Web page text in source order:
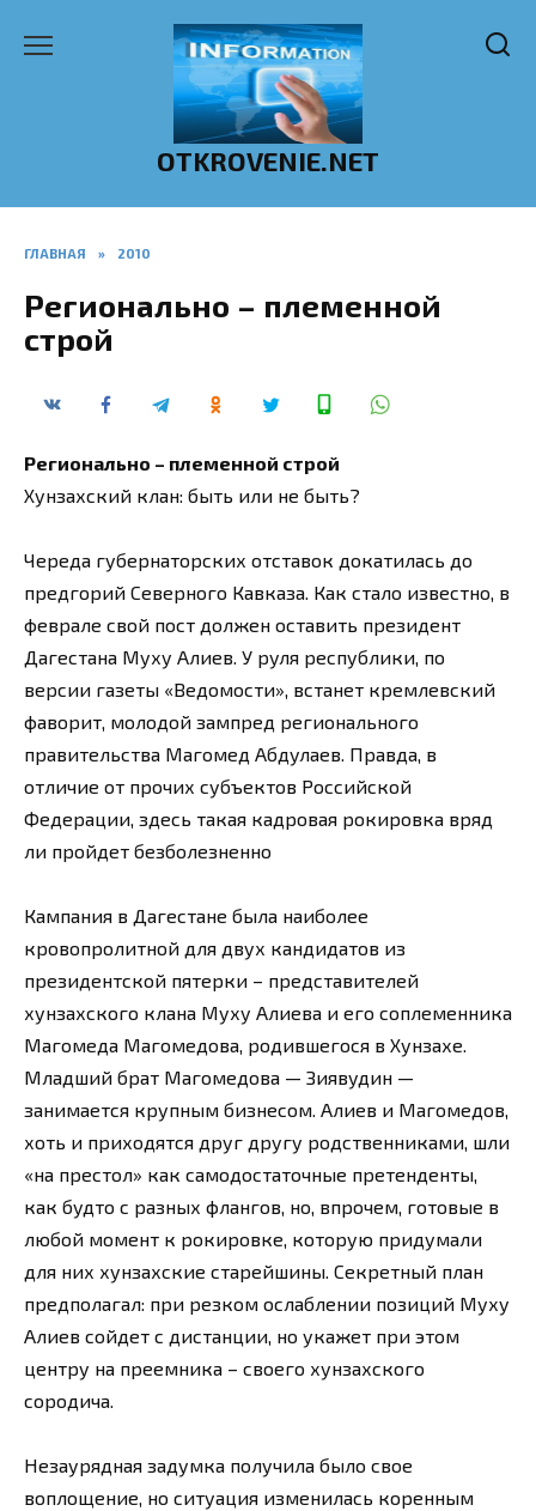
OTKROVENIE.NET
ГЛАВНАЯ » 2010
Регионально – племенной
строй
Регионально – племенной строй
Хунзахский клан: быть или не быть?
Череда губернаторских отставок докатилась до
предгорий Северного Кавказа. Как стало известно, в
феврале свой пост должен оставить президент
Дагестана Муху Алиев. У руля республики, по
версии газеты «Ведомости», встанет кремлевский
фаворит, молодой зампред регионального
правительства Магомед Абдулаев. Правда, в
отличие от прочих субъектов Российской
Федерации, здесь такая кадровая рокировка вряд
ли пройдет безболезненно
Кампания в Дагестане была наиболее
кровопролитной для двух кандидатов из
президентской пятерки – представителей
хунзахского клана Муху Алиева и его соплеменника
Магомеда Магомедова, родившегося в Хунзахе.
Младший брат Магомедова — Зиявудин —
занимается крупным бизнесом. Алиев и Магомедов,
хоть и приходятся друг другу родственниками, шли
«на престол» как самодостаточные претенденты,
как будто с разных флангов, но, впрочем, готовые в
любой момент к рокировке, которую придумали
для них хунзахские старейшины. Секретный план
предполагал: при резком ослаблении позиций Муху
Алиев сойдет с дистанции, но укажет при этом
центру на преемника – своего хунзахского
сородича.
Незаурядная задумка получила было свое
воплощение, но ситуация изменилась коренным